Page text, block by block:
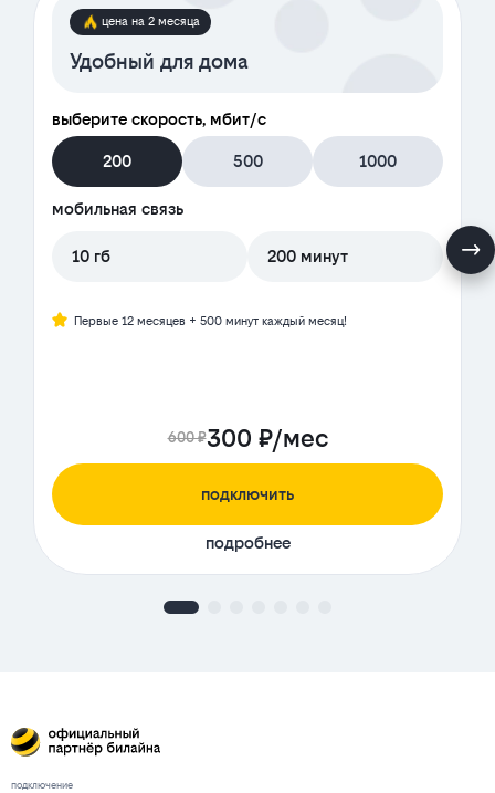
цена на 2 месяца
Удобный для дома
выберите скорость, мбит/с
200 500 1000
мобильная связь
10 гб 200 минут
Первые 12 месяцев + 500 минут каждый месяц!
600 ₽300 ₽/мес
подключить
подробнее
подключение